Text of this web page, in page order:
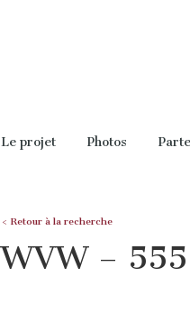
Le projet Photos
< Retour à la recherche
WVW –